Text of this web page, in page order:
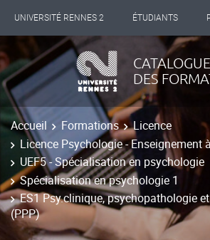
UNIVERSITÉ RENNES 2 ÉTUDIANTS
INTERNATIONAL PROFESSIONNELS
LES NOUVELLES DE RENNES 2
CATALOGUE
DES
Accueil Formations
Licence
Licence Psychologie - Enseignement
UEF5 - Spécialisation en psychologie
Spécialisation en psychologie 1
ES1 Psy.clinique, psychopathologie
(PPP)